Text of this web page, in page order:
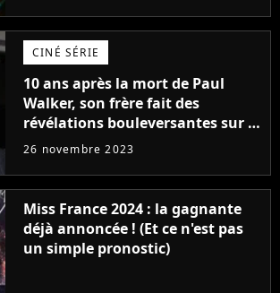
CINÉ SÉRIE
10 ans après la mort de Paul
Walker, son frère fait des
révélations bouleversantes sur la
réaction des acteurs de Fast and
26 novembre 2023
Miss France 2024 : la gagnante
déjà annoncée ! (Et ce n'est pas
un simple pronostic)